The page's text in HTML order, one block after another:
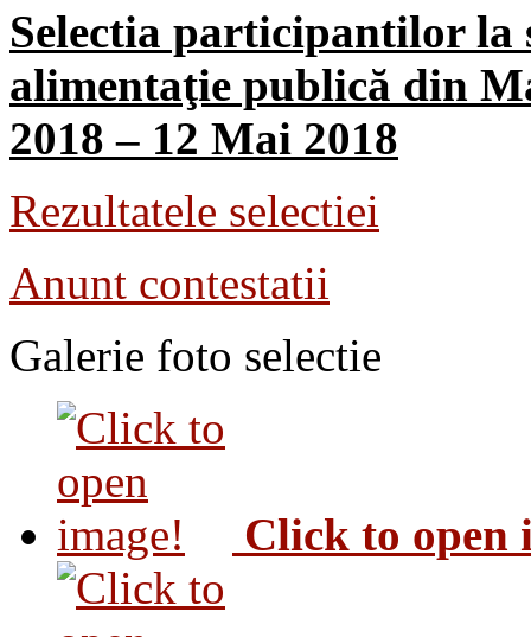
Selectia participantilor
alimentaţie publică din
2018 – 12 Mai 2018
Rezultatele selectiei
Anunt contestatii
Galerie foto selectie
Click to open